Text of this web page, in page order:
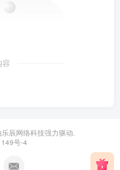
容
乐辰网络科技强力驱动.
号-4